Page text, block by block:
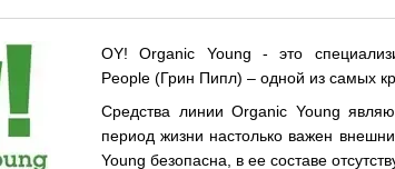
OY! Organic Young - это
People (Грин Пипл) – одной из самых
Средства линии Organic Young
период жизни настолько важен
Young безопасна, в ее составе